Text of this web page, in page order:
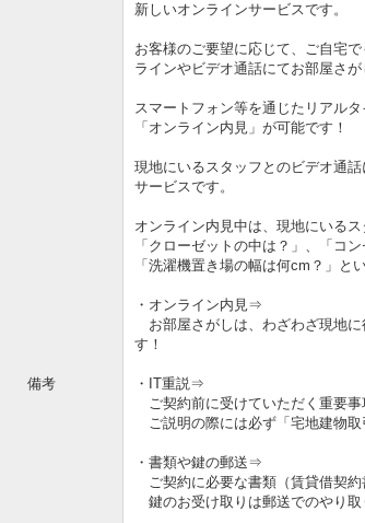
備考
新しいオンラインサービスです。
お客様のご要望に応じて、ご自宅
ラインやビデオ通話にてお部屋さが
スマートフォン等を通じたリアル
「オンライン内見」が可能です！
現地にいるスタッフとのビデオ通
サービスです。
オンライン内見中は、現地にいる
「クローゼットの中は？」、「コ
「洗濯機置き場の幅は何cm？」と
・オンライン内見⇒
お部屋さがしは、わざわざ現地
す！
・IT重説⇒
ご契約前に受けていただく重要事
ご説明の際には必ず「宅地建物取
・書類や鍵の郵送⇒
ご契約に必要な書類（賃貸借契約
鍵のお受け取りは郵送でのやり取